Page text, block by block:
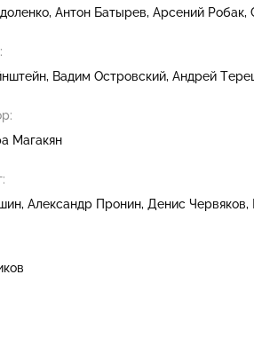
Антон Батырев Арсений Робак
Вадим Островский Андрей
Магакян
Александр Пронин Денис Червяков